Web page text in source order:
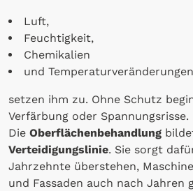
Luft,
Feuchtigkeit,
Chemikalien
und Temperaturveränderungen
setzen ihm zu. Ohne Schutz
Verfärbung oder Spannungsrisse.
Die Oberflächenbehandlung
Verteidigungslinie. Sie sorgt
Jahrzehnte überstehen,
und Fassaden auch nach Jahren